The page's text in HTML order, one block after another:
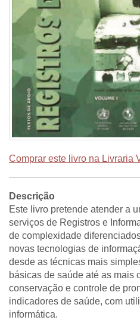
Comprar este livro na Livraria
Descrição
Este livro pretende atender a
serviços de Registros e
de complexidade
novas tecnologias de
desde as técnicas mais
básicas de saúde até as mais
conservação e controle de
indicadores de saúde, com
informática.